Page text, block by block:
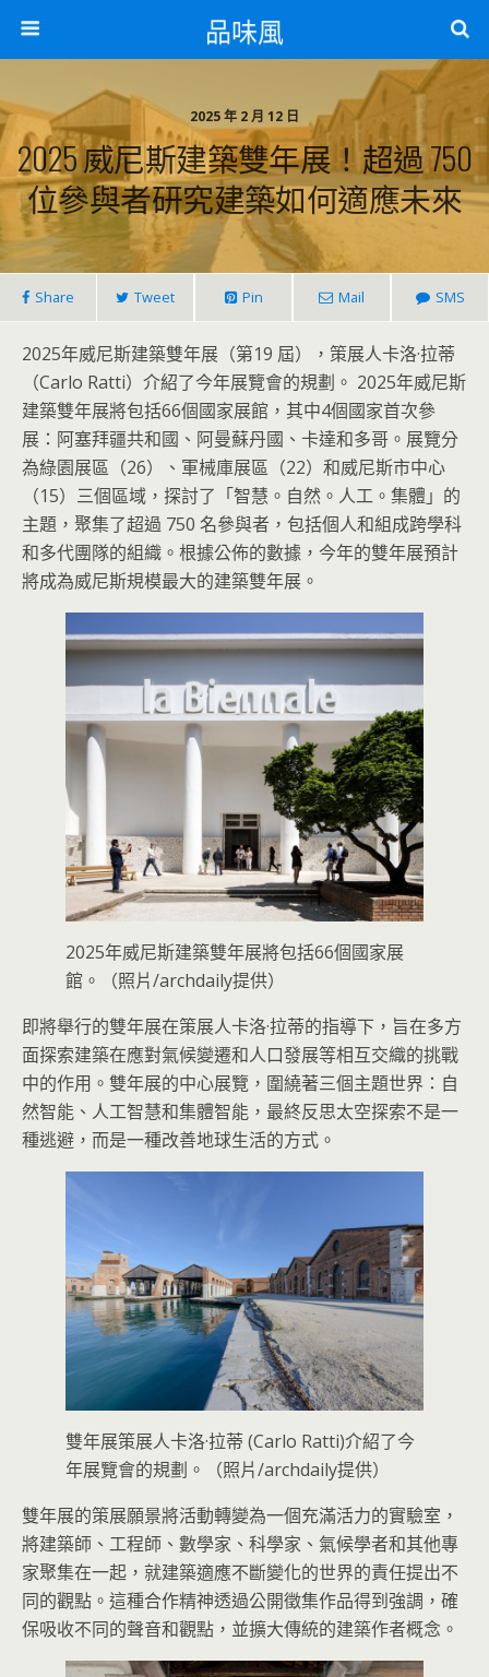
品味風
2025 年 2 月 12 日
2025 威尼斯建築雙年展！超過 750
位參與者研究建築如何適應未來
Share Tweet Pin Mail SMS
2025年威尼斯建築雙年展（第19 屆），策展人卡洛·拉蒂
（Carlo Ratti）介紹了今年展覽會的規劃。 2025年威尼斯
建築雙年展將包括66個國家展館，其中4個國家首次參
展：阿塞拜疆共和國、阿曼蘇丹國、卡達和多哥。展覽分
為綠園展區（26）、軍械庫展區（22）和威尼斯市中心
（15）三個區域，探討了「智慧。自然。人工。集體」的
主題，聚集了超過 750 名參與者，包括個人和組成跨學科
和多代團隊的組織。根據公佈的數據，今年的雙年展預計
將成為威尼斯規模最大的建築雙年展。
2025年威尼斯建築雙年展將包括66個國家展
館。（照片/archdaily提供）
即將舉行的雙年展在策展人卡洛·拉蒂的指導下，旨在多方
面探索建築在應對氣候變遷和人口發展等相互交織的挑戰
中的作用。雙年展的中心展覽，圍繞著三個主題世界：自
然智能、人工智慧和集體智能，最終反思太空探索不是一
種逃避，而是一種改善地球生活的方式。
雙年展策展人卡洛·拉蒂 (Carlo Ratti)介紹了今
年展覽會的規劃。（照片/archdaily提供）
雙年展的策展願景將活動轉變為一個充滿活力的實驗室，
將建築師、工程師、數學家、科學家、氣候學者和其他專
家聚集在一起，就建築適應不斷變化的世界的責任提出不
同的觀點。這種合作精神透過公開徵集作品得到強調，確
保吸收不同的聲音和觀點，並擴大傳統的建築作者概念。